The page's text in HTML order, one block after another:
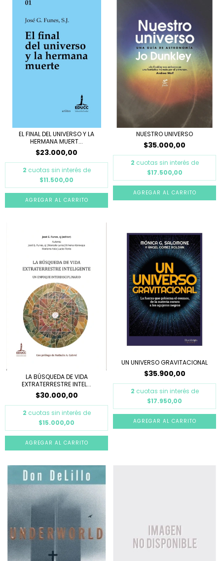
EL FINAL DEL UNIVERSO Y LA
HERMANA MUERT...
$23.000,00
2 cuotas sin interés de
$11.500,00
NUESTRO UNIVERSO
$35.000,00
2 cuotas sin interés de
$17.500,00
LA BÚSQUEDA DE VIDA
EXTRATERRESTRE INTEL...
$30.000,00
2 cuotas sin interés de
$15.000,00
UN UNIVERSO GRAVITACIONAL
$35.900,00
2 cuotas sin interés de
$17.950,00